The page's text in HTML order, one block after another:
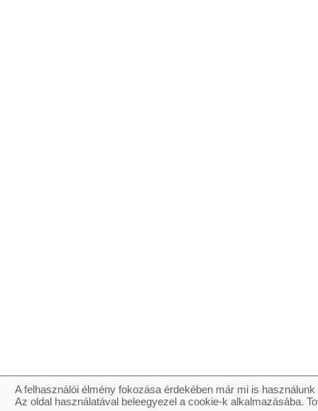
A felhasználói élmény fokozása érdekében már mi is
Az oldal használatával beleegyezel a cookie-k alkalmazásába.